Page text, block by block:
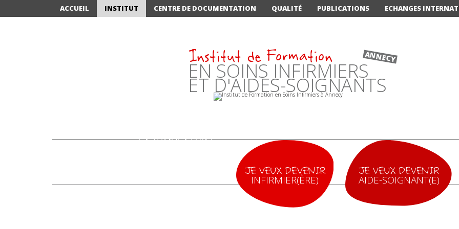
ACCUEIL INSTITUT CENTRE DE DOCUMENTATION QUALITÉ PUBLICATIONS ECHANGES
Institut de Formation
EN SOINS INFIRMIERS
ET D'AIDES-SOIGNANTS
ANNECY
LA SIMULATION:
JE VEUX DEVENIR
INFIRMIER(ÈRE)
JE VEUX DEVENIR
AIDE-SOIGNANT(E)